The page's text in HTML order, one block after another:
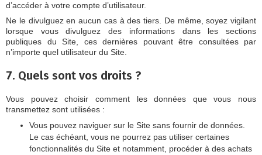
d’accéder à votre compte d’utilisateur.
Ne le divulguez en aucun cas à des tiers. De même, soyez vigilant
lorsque vous divulguez des informations dans les sections
publiques du Site, ces dernières pouvant être consultées par
n’importe quel utilisateur du Site.
7. Quels sont vos droits ?
Vous pouvez choisir comment les données que vous nous
transmettez sont utilisées :
Vous pouvez naviguer sur le Site sans fournir de données.
Le cas échéant, vous ne pourrez pas utiliser certaines
fonctionnalités du Site et notamment, procéder à des achats